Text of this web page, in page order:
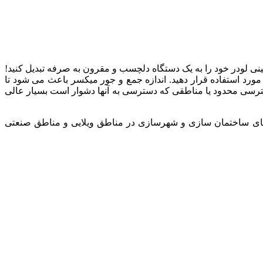
لودر خود را به یک دستگاه دلچسب و مقرون به صرفه تبدیل کنید!
استفاده قرار دهید. اندازه جمع و جور میکسر باعث می شود تا
محدود یا مناطقی که دسترسی به آنها دشوار است بسیار عالی
های ساختمان سازی و شهرسازی در مناطق ویلایی و مناطق صنعتی